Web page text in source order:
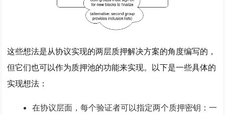
这些想法是从协议实现的两层质押解决方案的角度编写的，
但它们也可以作为质押池的功能来实现。以下是一些具体的
实现想法：
在协议层面，每个验证者可以指定两个质押密钥：一